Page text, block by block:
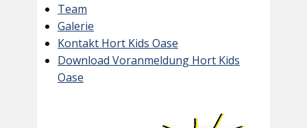
Team
Galerie
Kontakt Hort Kids Oase
Download Voranmeldung Hort Kids
Oase